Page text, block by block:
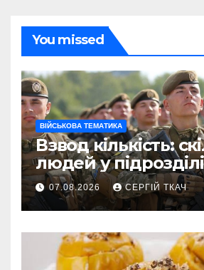
You missed
ВІЙСЬКОВА ТЕМАТИКА
Взвод кількість:
людей у
07.08.2026 СЕРГІЙ ТКАЧ